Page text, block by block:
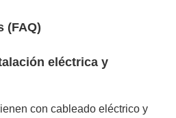
(FAQ)
eléctrica y
con cableado eléctrico y